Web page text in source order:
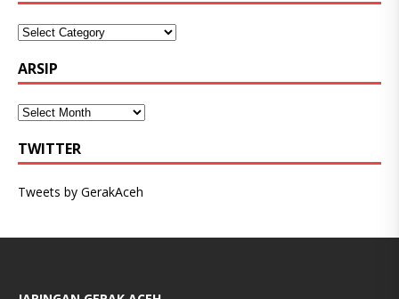
ARSIP
TWITTER
Tweets by GerakAceh